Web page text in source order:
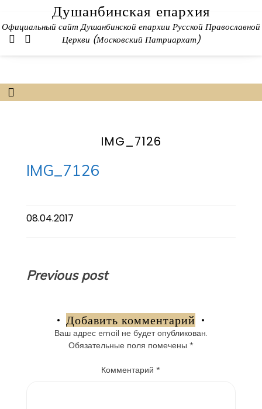
content
Душанбинская епархия
Официальный сайт Душанбинской епархии Русской Православной
Церкви (Московский Патриархат)
IMG_7126
IMG_7126
08.04.2017
Навигация
записям
Previous post
Добавить комментарий
Ваш адрес email не будет опубликован.
Обязательные поля помечены *
Комментарий*